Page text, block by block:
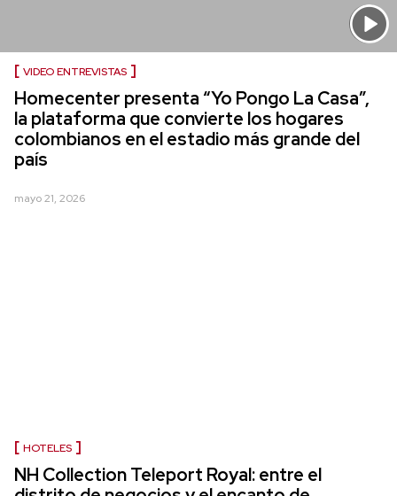
VIDEO ENTREVISTAS
Homecenter presenta “Yo Pongo La Casa”,
la plataforma que convierte los hogares
colombianos en el estadio más grande del
país
mayo 21, 2026
HOTELES
NH Collection Teleport Royal: entre el